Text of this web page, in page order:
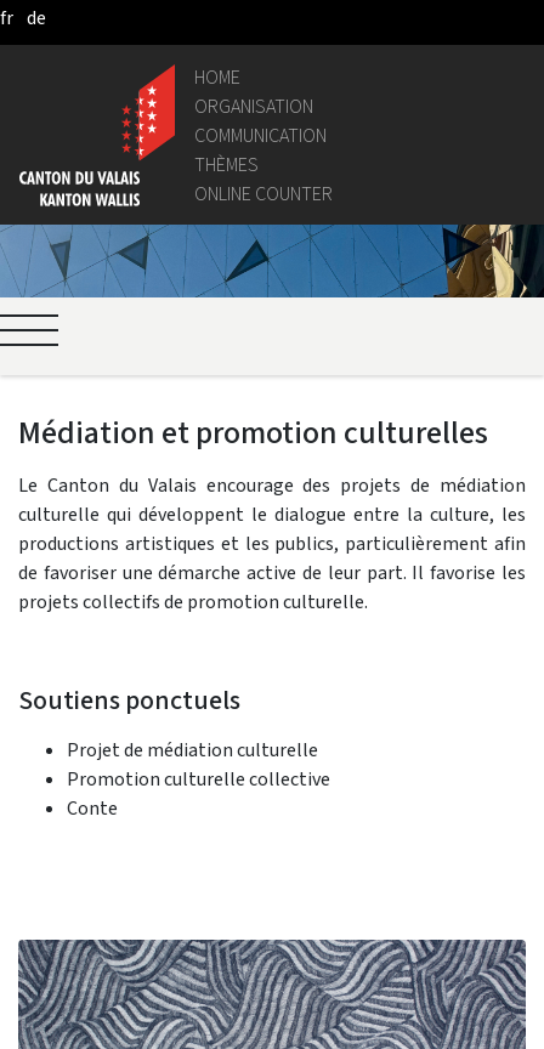
Skip to Main Content
fr de
HOME
ORGANISATION
COMMUNICATION
THÈMES
ONLINE COUNTER
Médiation et promotion culturelles
Le Canton du Valais encourage des projets de médiation
culturelle qui développent le dialogue entre la culture, les
productions artistiques et les publics, particulièrement afin
de favoriser une démarche active de leur part. Il favorise les
projets collectifs de promotion culturelle.
Soutiens ponctuels
Projet de médiation culturelle
Promotion culturelle collective
Conte